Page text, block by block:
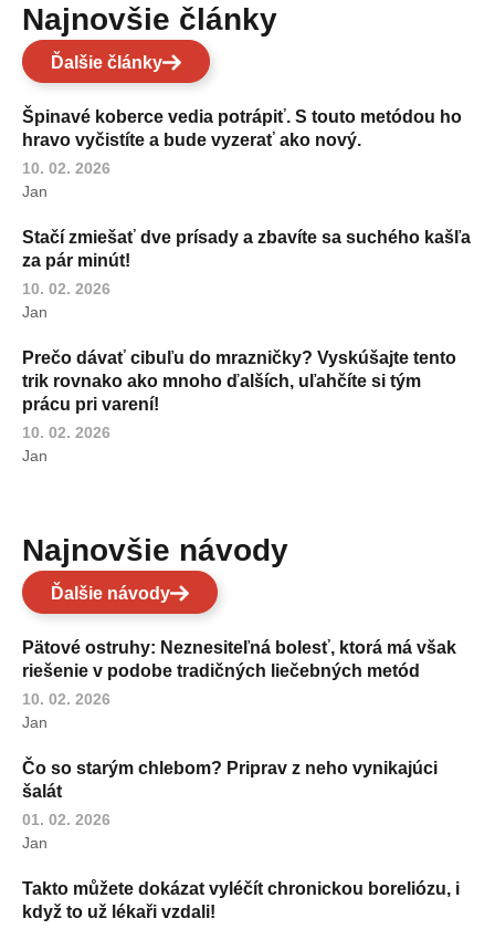
Najnovšie články
Ďalšie články
Špinavé koberce vedia potrápiť. S touto metódou ho
hravo vyčistíte a bude vyzerať ako nový.
10. 02. 2026
Jan
Stačí zmiešať dve prísady a zbavíte sa suchého kašľa
za pár minút!
10. 02. 2026
Jan
Prečo dávať cibuľu do mrazničky? Vyskúšajte tento
trik rovnako ako mnoho ďalších, uľahčíte si tým
prácu pri varení!
10. 02. 2026
Jan
Najnovšie návody
Ďalšie návody
Pätové ostruhy: Neznesiteľná bolesť, ktorá má však
riešenie v podobe tradičných liečebných metód
10. 02. 2026
Jan
Čo so starým chlebom? Priprav z neho vynikajúci
šalát
01. 02. 2026
Jan
Takto můžete dokázat vyléčít chronickou boreliózu, i
když to už lékaři vzdali!